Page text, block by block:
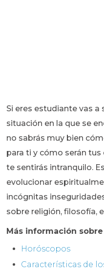
Si eres estudiante vas
situación en la que se
no sabrás muy bien
para ti y cómo serán
te sentirás intranquilo.
evolucionar
incógnitas
sobre religión, filosofía,
Más información
Horóscopos
Características de